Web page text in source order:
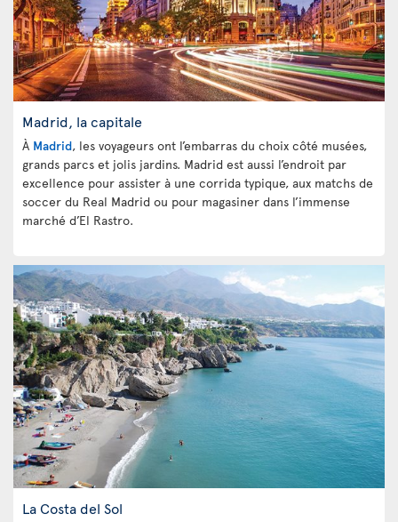
Madrid, la capitale
À Madrid, les voyageurs ont l’embarras du choix côté musées,
grands parcs et jolis jardins. Madrid est aussi l’endroit par
excellence pour assister à une corrida typique, aux matchs de
soccer du Real Madrid ou pour magasiner dans l’immense
marché d’El Rastro.
La Costa del Sol